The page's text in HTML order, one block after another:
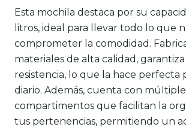
Esta mochila destaca por su
litros, ideal para llevar todo lo que
comprometer la comodidad.
materiales de alta calidad,
resistencia, lo que la hace perfecta
diario. Además, cuenta con
compartimentos que facilitan la
tus pertenencias, permitiendo un